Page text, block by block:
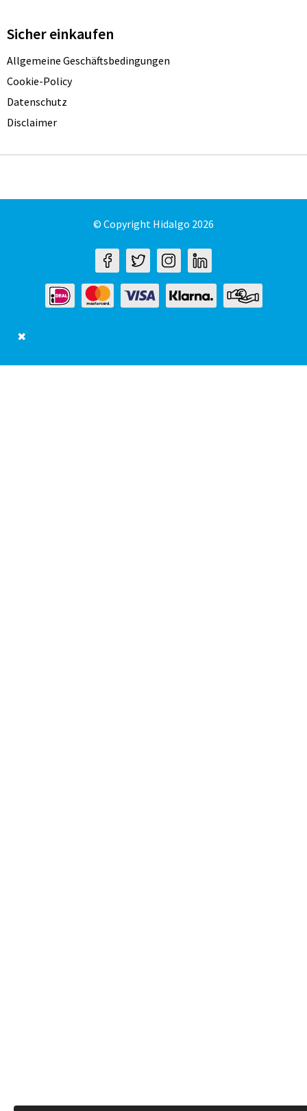
Sicher einkaufen
Allgemeine Geschäftsbedingungen
Cookie-Policy
Datenschutz
Disclaimer
© Copyright Hidalgo 2026
✖